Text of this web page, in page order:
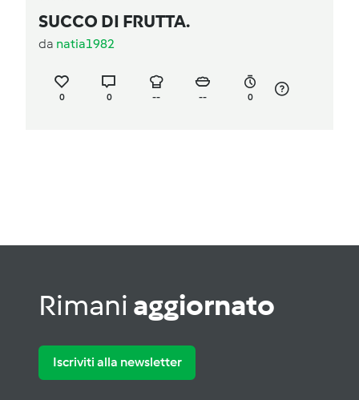
SUCCO DI FRUTTA.
da natia1982
0 0 -- -- 0
Rimani aggiornato
Iscriviti alla newsletter